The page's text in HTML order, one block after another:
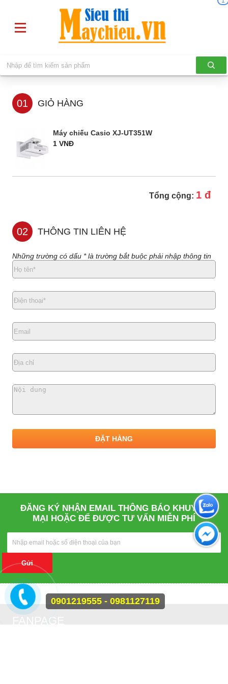
01 GIỎ HÀNG
Máy chiếu Casio XJ-UT351W
1 VNĐ
Tổng cộng: 1 đ
02 THÔNG TIN LIÊN HỆ
Những trường có dấu * là trường bắt buộc phải nhập thông tin
ĐẶT HÀNG
ĐĂNG KÝ NHẬN EMAIL THÔNG BÁO KHUYẾN
MẠI HOẶC ĐỂ ĐƯỢC TƯ VẤN MIỄN PHÍ
Gửi
FANPAGE
0901219555 - 0981127119